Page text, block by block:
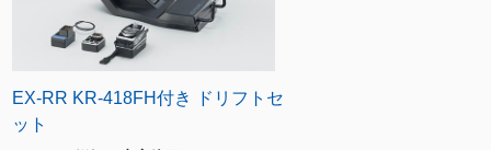
EX-RR KR-418FH付き ドリフトセ
ット